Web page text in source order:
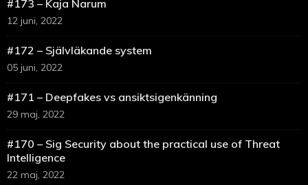
#173 – Kaja Narum
12 juni, 2022
#172 – Självläkande system
05 juni, 2022
#171 – Deepfakes vs ansiktsigenkänning
29 maj, 2022
#170 – Sig Security about the practical use of Threat
Intelligence
22 maj, 2022